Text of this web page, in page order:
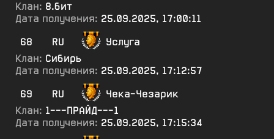
Клан: 8.бит
Дата получения: 25.09.2025, 17:00:11
68
RU
Услуга
Клан: Сибирь
Дата получения: 25.09.2025, 17:12:57
69
RU
Чека-Чезарик
Клан: 1---ПРАЙД---1
Дата получения: 25.09.2025, 17:15:34